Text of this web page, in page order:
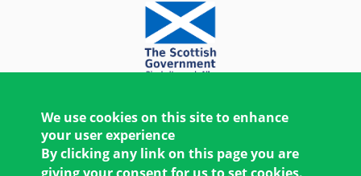
We use cookies on this site to enhance
your user experience
By clicking any link on this page you are